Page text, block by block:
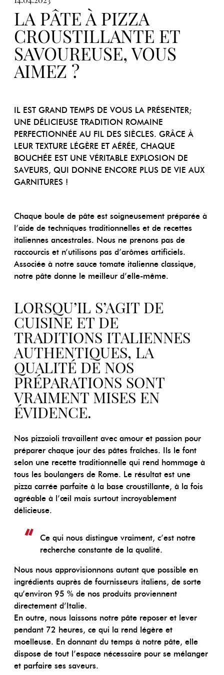
LA PÂTE À PIZZA
CROUSTILLANTE ET
SAVOUREUSE, VOUS
AIMEZ ?
IL EST GRAND TEMPS DE VOUS LA PRÉSENTER;
UNE DÉLICIEUSE TRADITION ROMAINE
PERFECTIONNÉE AU FIL DES SIÈCLES. GRÂCE À
LEUR TEXTURE LÉGÈRE ET AÉRÉE, CHAQUE
BOUCHÉE EST UNE VÉRITABLE EXPLOSION DE
SAVEURS, QUI DONNE ENCORE PLUS DE VIE AUX
GARNITURES !
Chaque boule de pâte est soigneusement préparée à
l’aide de techniques traditionnelles et de recettes
italiennes ancestrales. Nous ne prenons pas de
raccourcis et n’utilisons pas d’arômes artificiels.
Associée à notre sauce tomate italienne classique,
notre pâte donne le meilleur d’elle-même.
LORSQU’IL S’AGIT DE
CUISINE ET DE
TRADITIONS ITALIENNES
AUTHENTIQUES, LA
QUALITÉ DE NOS
PRÉPARATIONS SONT
VRAIMENT MISES EN
ÉVIDENCE.
Nos pizzaioli travaillent avec amour et passion pour
préparer chaque jour des pâtes fraîches. Ils le font
selon une recette traditionnelle qui rend hommage à
tous les boulangers de Rome. Le résultat est une
pizza carrée parfaite à la base croustillante, à la fois
agréable à l’œil mais surtout incroyablement
délicieuse.
Ce qui nous distingue vraiment, c’est notre
recherche constante de la qualité.
Nous nous approvisionnons autant que possible en
ingrédients auprès de fournisseurs italiens, de sorte
qu’environ 95 % de nos produits proviennent
directement d’Italie.
En outre, nous laissons notre pâte reposer et lever
pendant 72 heures, ce qui la rend légère et
moelleuse. En donnant du temps à notre pâte, elle
dispose de tout l’espace nécessaire pour se mélanger
et parfaire ses saveurs.